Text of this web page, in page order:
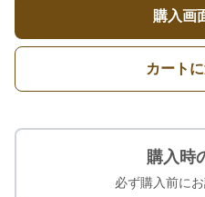
購入画
カート
購入時
必ず購入前に